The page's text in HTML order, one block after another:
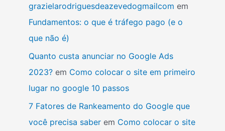
grazielarodriguesdeazevedogmailcom em
Fundamentos: o que é tráfego pago (e o
que não é)
Quanto custa anunciar no Google Ads
2023?em Como colocar o site em primeiro
lugar no google 10 passos
7 Fatores de Rankeamento do Google que
você precisa saberem Como colocar o site